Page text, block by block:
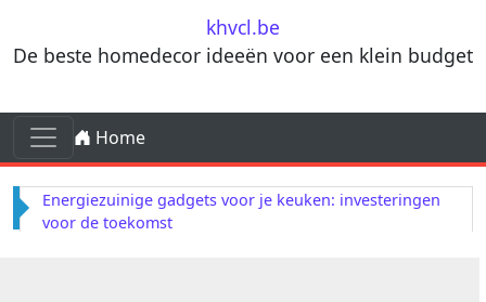
khvcl.be
De beste homedecor ideeën voor een klein budget
Skip to content
Main Navigation
Home
Energiezuinige gadgets voor je keuken: investeringen
voor de toekomst